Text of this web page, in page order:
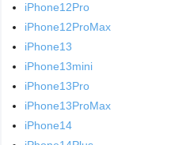
iPhone12Pro
iPhone12ProMax
iPhone13
iPhone13mini
iPhone13Pro
iPhone13ProMax
iPhone14